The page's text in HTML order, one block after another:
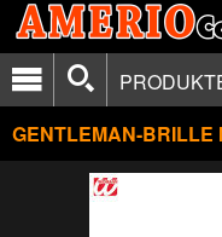
GENTLEMAN-BRILLE